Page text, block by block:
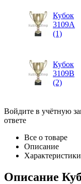
Кубок
3109A
(1)
Кубок
3109B
(2)
Войдите в учётную
ответе
Все о товаре
Описание
Характеристики
Описание